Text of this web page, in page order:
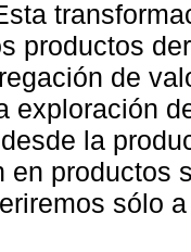
productos
de
exploración
la
en productos
sólo